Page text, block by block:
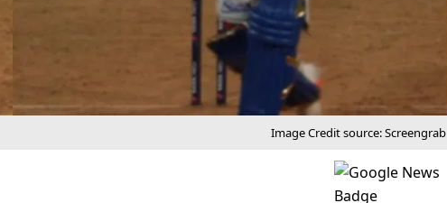
Image Credit source: Screengrab